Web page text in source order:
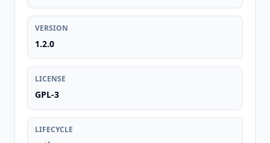
VERSION
1.2.0
LICENSE
GPL-3
LIFECYCLE